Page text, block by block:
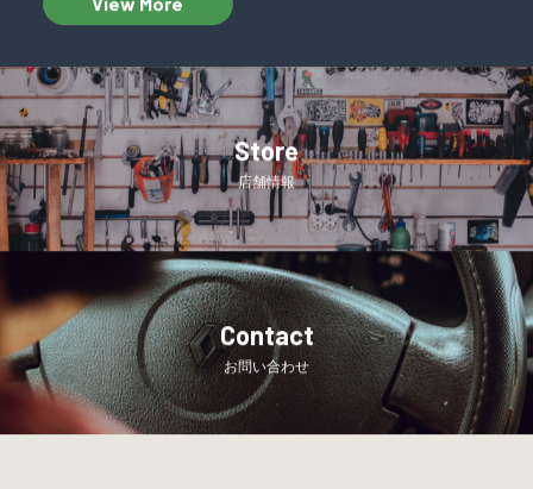
Store
店舗情報
Contact
お問い合わせ